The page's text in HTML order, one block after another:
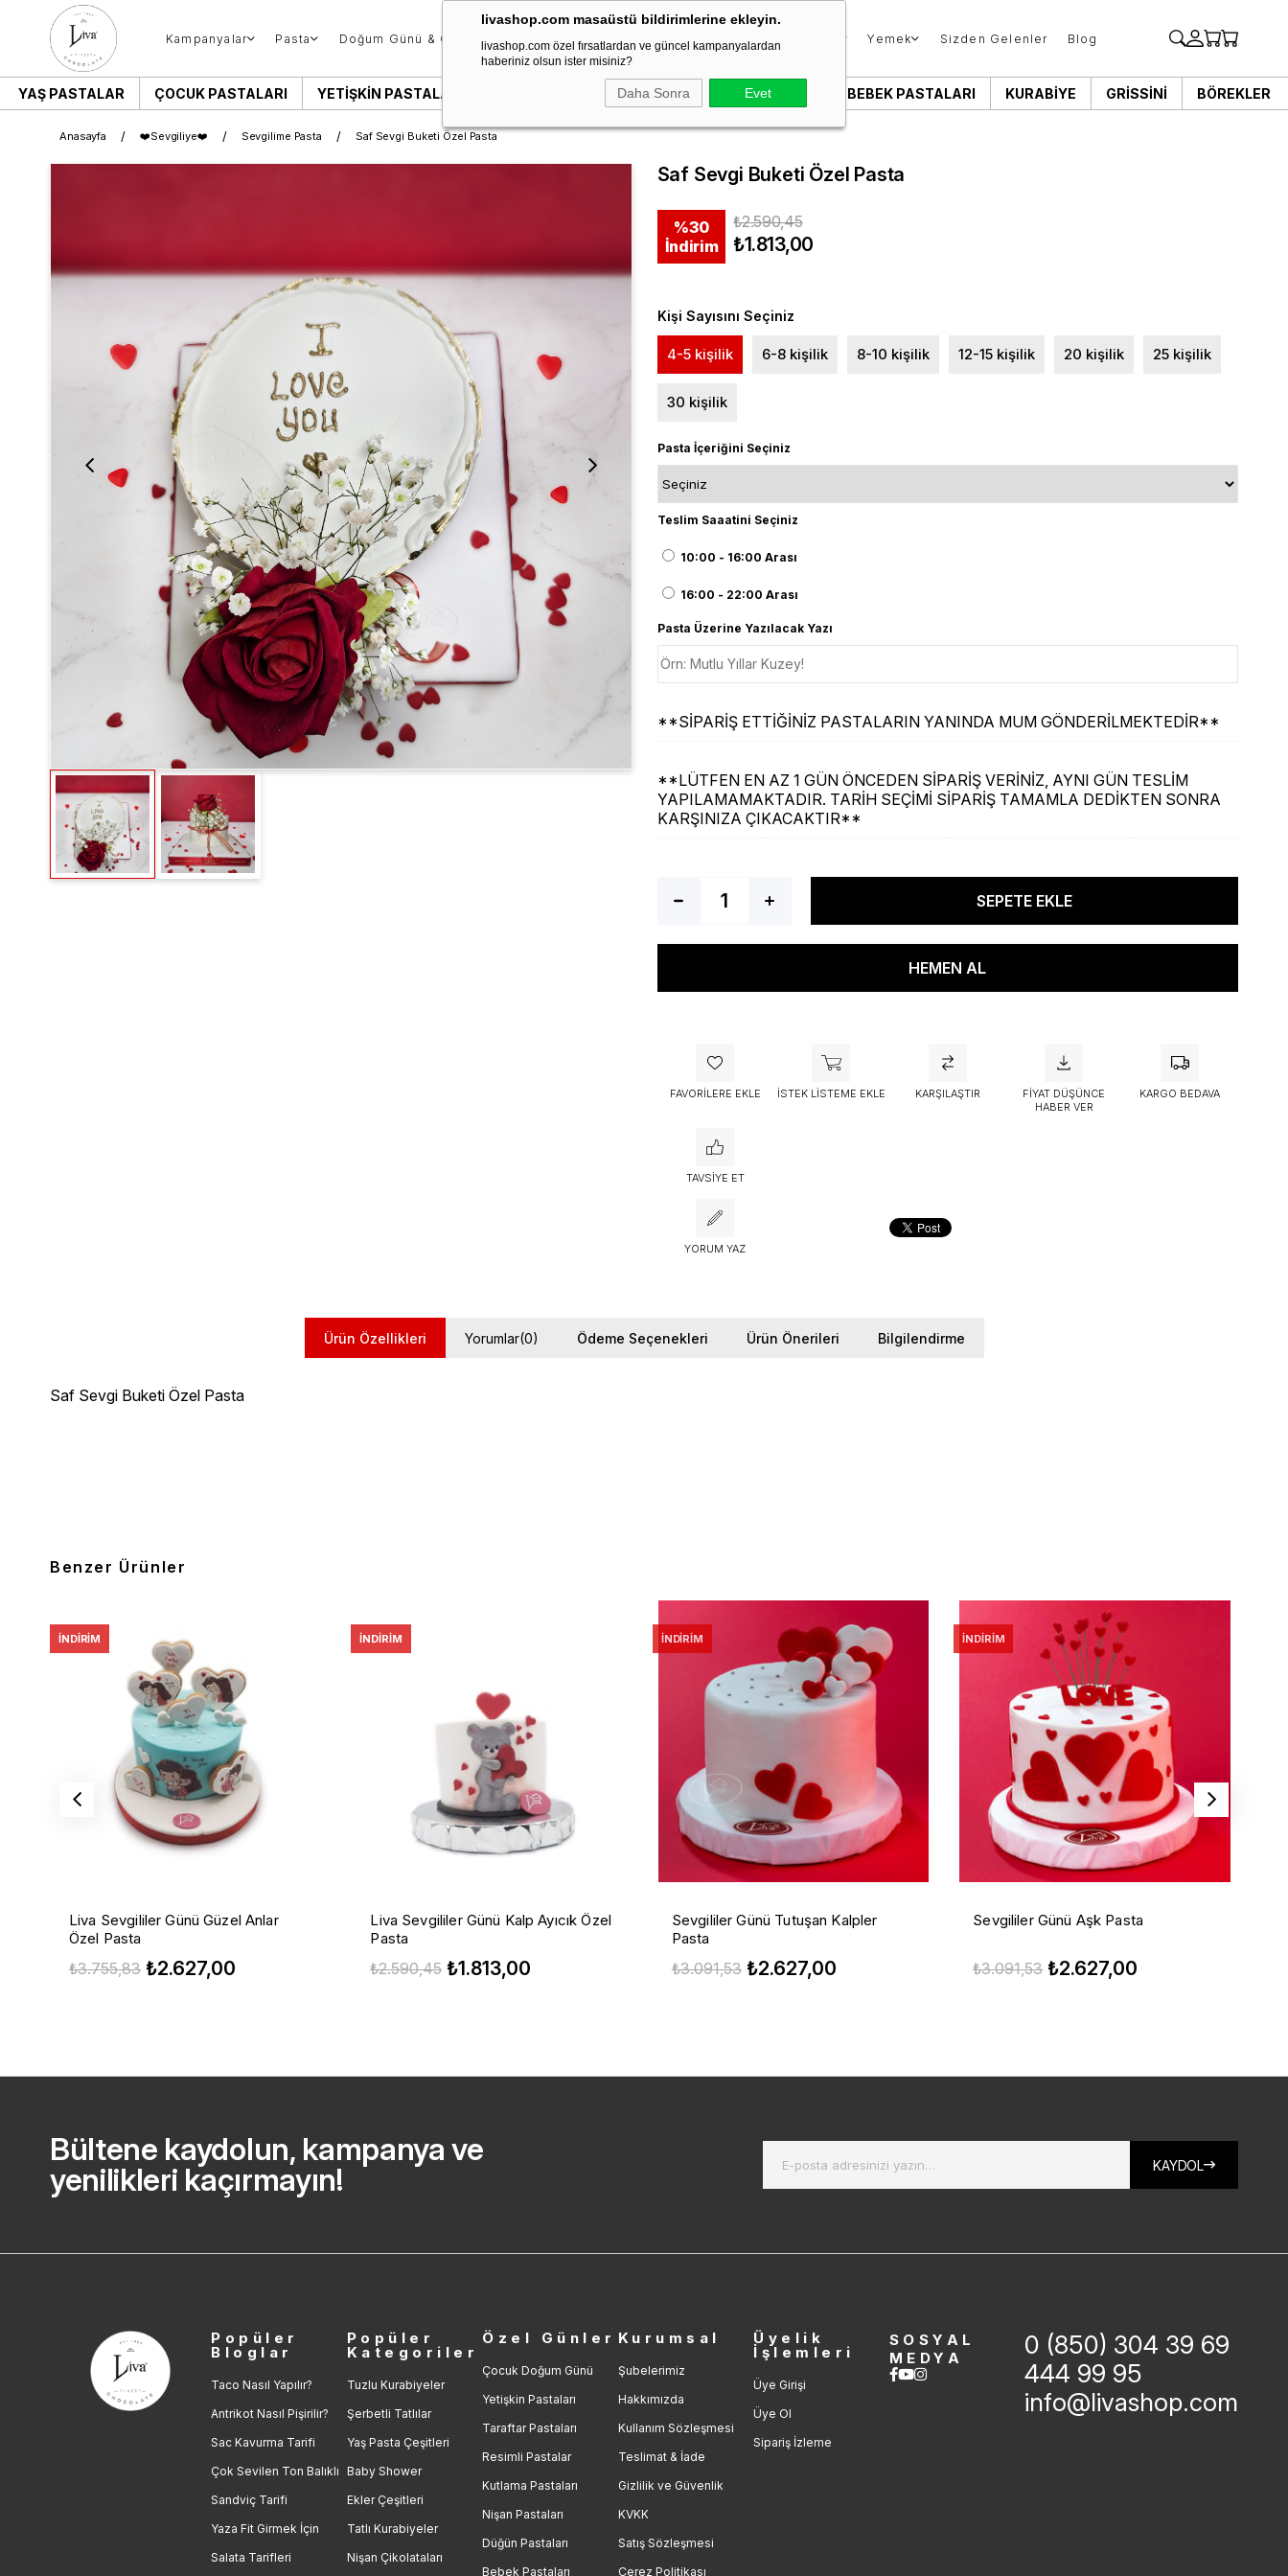
livashop.com masaüstü bildirimlerine ekleyin.
livashop.com özel fırsatlardan ve güncel kampanyalardan
haberiniz olsun ister misiniz?
Daha Sonra Evet
Kampanyalar Pasta Doğum Günü & Özel Gün Donut & Berliner Çikolata Tatlı & Kurabiye Yemek Sizden Gelenler Blog
YAŞ PASTALAR ÇOCUK PASTALARI YETIŞKIN PASTALARI SÖZ & NIŞAN PASTALARI BEBEK PASTALARI KURABIYE GRISSINI BÖREKLER
Anasayfa ❤️Sevgiliye❤️ Sevgilime Pasta Saf Sevgi Buketi Özel Pasta
Saf Sevgi Buketi Özel Pasta
%30
İndirim
₺2.590,45
₺1.813,00
Kişi Sayısını Seçiniz
4-5 kişilik 6-8 kişilik 8-10 kişilik 12-15 kişilik 20 kişilik 25 kişilik
30 kişilik
Pasta İçeriğini Seçiniz
Teslim Saaatini Seçiniz
10:00 - 16:00 Arası
16:00 - 22:00 Arası
Pasta Üzerine Yazılacak Yazı
**SİPARİŞ ETTİĞİNİZ PASTALARIN YANINDA MUM GÖNDERİLMEKTEDİR**
**LÜTFEN EN AZ 1 GÜN ÖNCEDEN SİPARİŞ VERİNİZ, AYNI GÜN TESLİM
YAPILAMAMAKTADIR. TARİH SEÇİMİ SİPARİŞ TAMAMLA DEDİKTEN SONRA
KARŞINIZA ÇIKACAKTIR**
FAVORILERE EKLE İSTEK LISTEME EKLE KARŞILAŞTIR
FIYAT DÜŞÜNCE
HABER VER
KARGO BEDAVA
TAVSIYE ET
YORUM YAZ
Ürün Özellikleri Yorumlar(0) Ödeme Seçenekleri Ürün Önerileri Bilgilendirme
Saf Sevgi Buketi Özel Pasta
Benzer Ürünler
Liva Sevgililer Günü Güzel Anlar
Özel Pasta
₺2.627,00
₺3.755,83
İNDIRIM
Liva Sevgililer Günü Kalp Ayıcık Özel
Pasta
₺1.813,00
₺2.590,45
İNDIRIM
Sevgililer Günü Tutuşan Kalpler
Pasta
₺2.627,00
₺3.091,53
İNDIRIM
Sevgililer Günü Aşk Pasta
₺2.627,00
₺3.091,53
İNDIRIM
Bültene kaydolun, kampanya ve
yenilikleri kaçırmayın!
KAYDOL
Popüler
Bloglar
Taco Nasıl Yapılır?
Antrikot Nasıl Pişirilir?
Sac Kavurma Tarifi
Çok Sevilen Ton Balıklı
Sandviç Tarifi
Yaza Fit Girmek İçin
Salata Tarifleri
Popüler
Kategoriler
Tuzlu Kurabiyeler
Şerbetli Tatlılar
Yaş Pasta Çeşitleri
Baby Shower
Ekler Çeşitleri
Tatlı Kurabiyeler
Nişan Çikolataları
Özel Günler
Çocuk Doğum Günü
Yetişkin Pastaları
Taraftar Pastaları
Resimli Pastalar
Kutlama Pastaları
Nişan Pastaları
Düğün Pastaları
Bebek Pastaları
Kurumsal
Şubelerimiz
Hakkımızda
Kullanım Sözleşmesi
Teslimat & İade
Gizlilik ve Güvenlik
KVKK
Satış Sözleşmesi
Çerez Politikası
Üyelik
İşlemleri
Üye Girişi
Üye Ol
Sipariş İzleme
SOSYAL
MEDYA
0 (850) 304 39 69
444 99 95
info@livashop.com